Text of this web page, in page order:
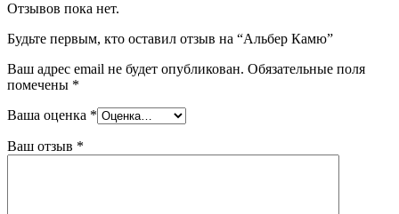
Отзывов пока нет.
Будьте первым, кто оставил отзыв на “Альбер Камю”
Ваш адрес email не будет опубликован. Обязательные поля
помечены *
Ваша оценка *
Ваш отзыв *